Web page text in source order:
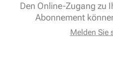
Den Online-Zugang zu
Abonnement
Melden Sie